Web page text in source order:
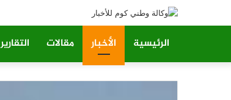
الرئيسية الأخبار مقالات التقارير